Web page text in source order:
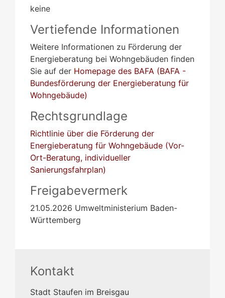
keine
Vertiefende Informationen
Weitere Informationen zu Förderung der
Energieberatung bei Wohngebäuden finden
Sie auf der Homepage des BAFA (BAFA -
Bundesförderung der Energieberatung für
Wohngebäude)
Rechtsgrundlage
Richtlinie über die Förderung der
Energieberatung für Wohngebäude (Vor-
Ort-Beratung, individueller
Sanierungsfahrplan)
Freigabevermerk
21.05.2026 Umweltministerium Baden-
Württemberg
Kontakt
Stadt Staufen im Breisgau